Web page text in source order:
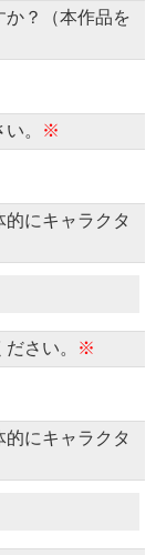
か？（本作品を
。 ※
的にキャラクタ
さい。 ※
的にキャラクタ